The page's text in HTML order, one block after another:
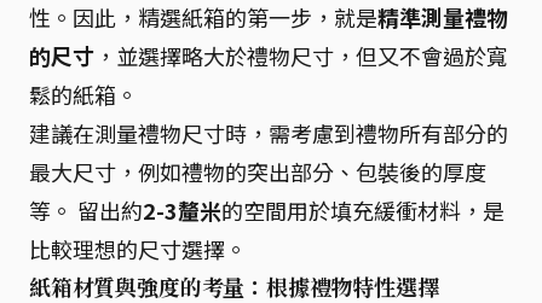
性。因此，精選紙箱的第一步，就是精準測量禮物
的尺寸 ，並選擇略大於禮物尺寸，但又不會過於寬
鬆的紙箱。
建議在測量禮物尺寸時，需考慮到禮物所有部分的
最大尺寸，例如禮物的突出部分、包裝後的厚度
等。 留出約2-3釐米的空間用於填充緩衝材料，是
比較理想的尺寸選擇。
紙箱材質與強度的考量：根據禮物特性選擇